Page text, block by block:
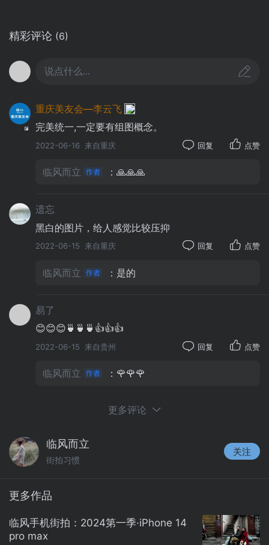
精彩评论 (6)
说点什么...
重庆美友会—李云飞
完美统一,一定要有组图概念。
2022-06-16 来自重庆 回复 点赞
临风而立 ：🙏🙏🙏
遗忘
黑白的图片，给人感觉比较压抑
2022-06-15 来自重庆 回复 点赞
临风而立 ：是的
易了
😊😊😊🍵🍵🍵👍👍👍
2022-06-15 来自贵州 回复 点赞
临风而立 ：🌹🌹🌹
更多评论
临风而立
街拍习惯
关注
更多作品
临风手机街拍：2024第一季·iPhone 14
pro max